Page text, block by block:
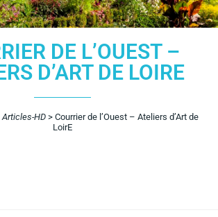
DE L’OUEST –
D’ART DE LOIRE
Articles-HD> Courrier de l’Ouest – Ateliers d’Art de
LoirE